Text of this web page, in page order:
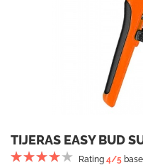
TIJERAS EASY BUD
Rating 4/5